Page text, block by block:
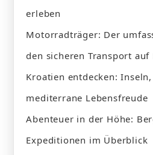
erleben
Motorradträger: Der
den sicheren Transport auf
Kroatien entdecken:
mediterrane Lebensfreude
Abenteuer in der Höhe:
Expeditionen im Überblick